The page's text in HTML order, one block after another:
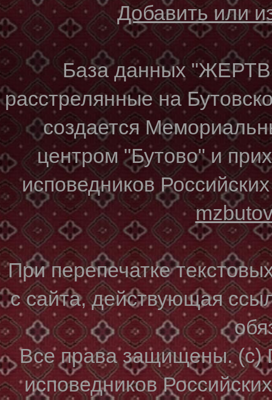
Добавить или
База данных
расстрелянные на
создается
центром "Бутово" и
исповедников
При перепечатке
с сайта, действующая
Все права защищены. (с)
исповедников